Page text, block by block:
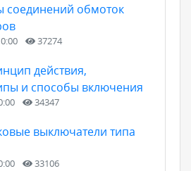
соединений обмоток
37274
действия,
и способы включения
34347
выключатели типа
33106